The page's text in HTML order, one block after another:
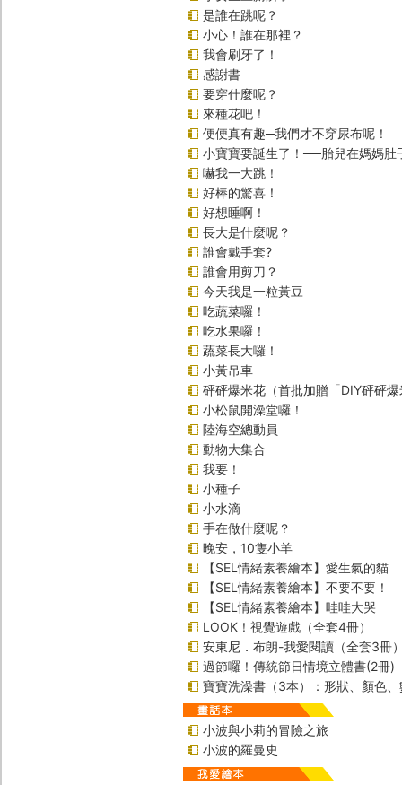
是誰在跳呢？
小心！誰在那裡？
我會刷牙了！
感謝書
要穿什麼呢？
來種花吧！
便便真有趣─我們才不穿尿布呢！
小寶寶要誕生了！──胎兒在媽媽肚
嚇我一大跳！
好棒的驚喜！
好想睡啊！
長大是什麼呢？
誰會戴手套?
誰會用剪刀？
今天我是一粒黃豆
吃蔬菜囉！
吃水果囉！
蔬菜長大囉！
小黃吊車
砰砰爆米花（首批加贈「DIY砰砰
小松鼠開澡堂囉！
陸海空總動員
動物大集合
我要！
小種子
小水滴
手在做什麼呢？
晚安，10隻小羊
【SEL情緒素養繪本】愛生氣的貓
【SEL情緒素養繪本】不要不要！
【SEL情緒素養繪本】哇哇大哭
LOOK！視覺遊戲（全套4冊）
安東尼．布朗-我愛閱讀（全套3冊
過節囉！傳統節日情境立體書(2冊)
寶寶洗澡書（3本）：形狀、顏色、
小波與小莉的冒險之旅
小波的羅曼史